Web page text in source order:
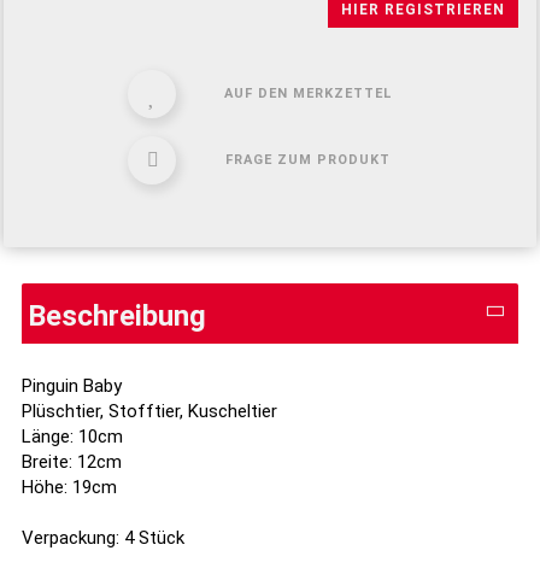
HIER REGISTRIEREN
AUF DEN MERKZETTEL
FRAGE ZUM PRODUKT
Beschreibung
Pinguin Baby
Plüschtier, Stofftier, Kuscheltier
Länge: 10cm
Breite: 12cm
Höhe: 19cm
Verpackung: 4 Stück